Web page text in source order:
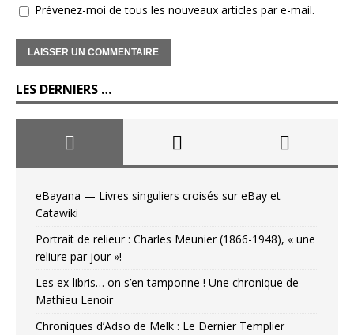
Prévenez-moi de tous les nouveaux articles par e-mail.
LES DERNIERS …
eBayana — Livres singuliers croisés sur eBay et
Catawiki
Portrait de relieur : Charles Meunier (1866-1948), « une
reliure par jour »!
Les ex-libris… on s’en tamponne ! Une chronique de
Mathieu Lenoir
Chroniques d’Adso de Melk : Le Dernier Templier